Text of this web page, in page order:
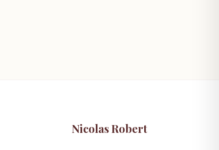
Nicolas Robert